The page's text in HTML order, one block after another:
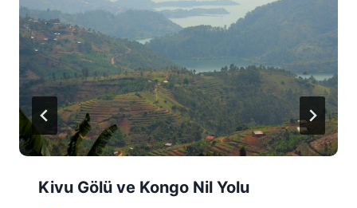
Kivu Gölü ve Kongo Nil Yolu